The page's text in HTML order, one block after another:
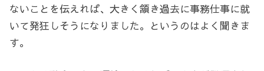
ないことを伝えれば、大きく頷き過去に事務仕事に就
いて発狂しそうになりました。というのはよく聞きま
す。